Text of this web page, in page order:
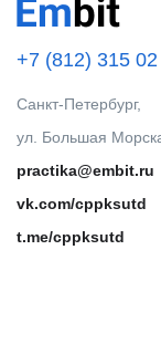
+7 (812) 315
Санкт-Петербург,
ул. Большая
practika@embit.ru
vk.com/cppksutd
t.me/cppksutd